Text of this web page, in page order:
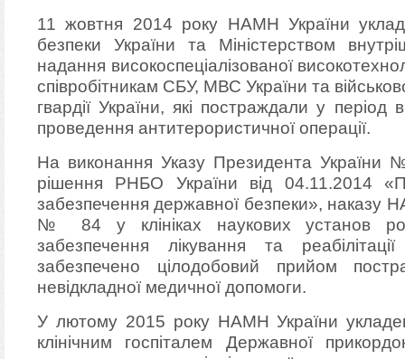
11 жовтня 2014 року НАМН України
безпеки України та Міністерством
надання високоспеціалізованої
співробітникам СБУ, МВС України та
гвардії України, які постраждали у період
проведення антитерористичної операції.
На виконання Указу Президента України
рішення РНБО України від 04.11.2014
забезпечення державної безпеки», наказу
№ 84 у клініках наукових установ
забезпечення лікування та
забезпечено цілодобовий прийом
невідкладної медичної допомоги.
У лютому 2015 року НАМН України
клінічним госпіталем Державної